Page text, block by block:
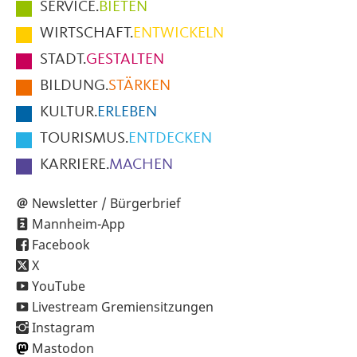
Hauptmenüpunkte
im
Fußbereich
der
Seite
SERVICE.BIETEN
WIRTSCHAFT.ENTWICKELN
STADT.GESTALTEN
BILDUNG.STÄRKEN
KULTUR.ERLEBEN
TOURISMUS.ENTDECKEN
KARRIERE.MACHEN
Newsletter / Bürgerbrief
Mannheim-App
Facebook
X
YouTube
Livestream Gremiensitzungen
Instagram
Mastodon